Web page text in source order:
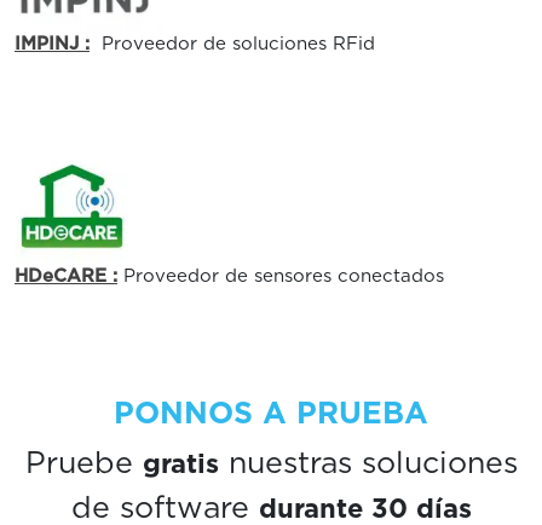
IMPINJ : Proveedor de soluciones RFid
HDeCARE : Proveedor de sensores conectados
PONNOS A PRUEBA
Pruebe gratis nuestras soluciones
de software durante 30 días